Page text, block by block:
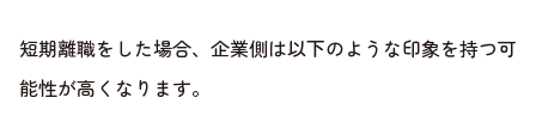
短期離職をした場合、企業側は以下のような印象を持つ可
能性が高くなります。